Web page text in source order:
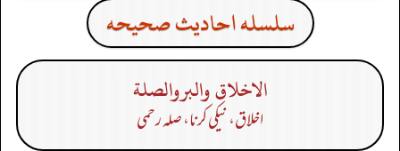
سلسله احاديث صحيحه
الاخلاق والبروالصلة
اخلاق، نیکی کرنا، صلہ رحمی